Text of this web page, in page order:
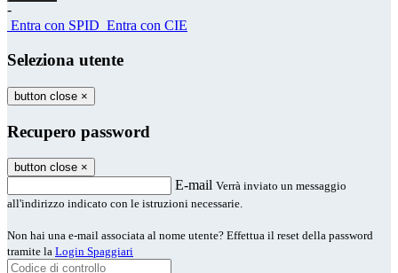
-
Entra con SPID Entra con CIE
Seleziona utente
button close ×
Recupero password
button close ×
E-mail Verrà inviato un messaggio
all'indirizzo indicato con le istruzioni necessarie.
Non hai una e-mail associata al nome utente? Effettua il reset della password
tramite la Login Spaggiari